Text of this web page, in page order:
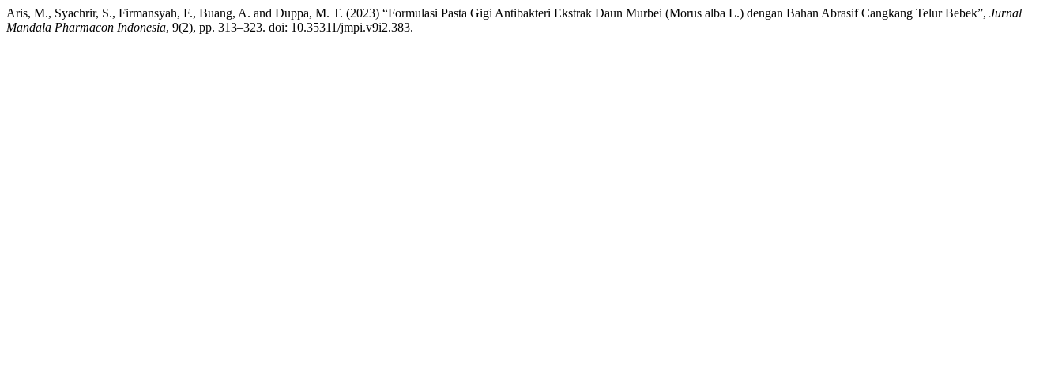
Aris, M., Syachrir, S., Firmansyah, F., Buang, A. and Duppa, M. T. (2023) “Formulasi Pasta Gigi Antibakteri Ekstrak Daun Murbei (Morus alba L.) dengan Bahan Abrasif Cangkang Telur Bebek”, Jurnal
Mandala Pharmacon Indonesia, 9(2), pp. 313–323. doi: 10.35311/jmpi.v9i2.383.